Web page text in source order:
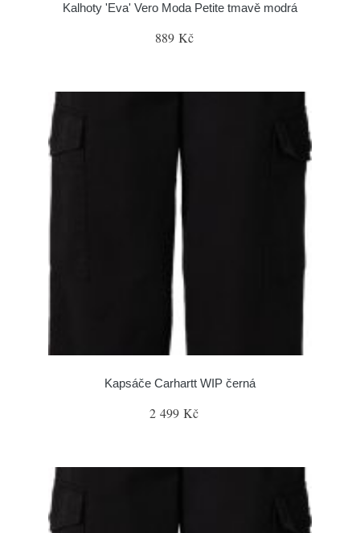
Kalhoty 'Eva' Vero Moda Petite tmavě modrá
889 Kč
Kapsáče Carhartt WIP černá
2 499 Kč